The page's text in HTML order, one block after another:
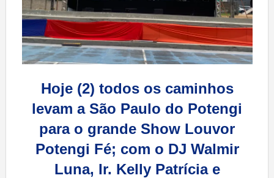
Hoje (2) todos os caminhos
levam a São Paulo do Potengi
para o grande Show Louvor
Potengi Fé; com o DJ Walmir
Luna, Ir. Kelly Patrícia e